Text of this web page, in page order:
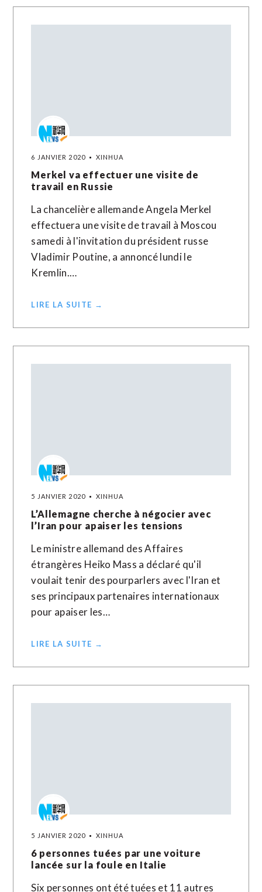
6 JANVIER 2020 XINHUA
Merkel va effectuer une visite de
travail en Russie
La chancelière allemande Angela Merkel
effectuera une visite de travail à Moscou
samedi à l'invitation du président russe
Vladimir Poutine, a annoncé lundi le
Kremlin.…
LIRE LA SUITE →
5 JANVIER 2020 XINHUA
L’Allemagne cherche à négocier avec
l’Iran pour apaiser les tensions
Le ministre allemand des Affaires
étrangères Heiko Mass a déclaré qu'il
voulait tenir des pourparlers avec l'Iran et
ses principaux partenaires internationaux
pour apaiser les…
LIRE LA SUITE →
5 JANVIER 2020 XINHUA
6 personnes tuées par une voiture
lancée sur la foule en Italie
Six personnes ont été tuées et 11 autres